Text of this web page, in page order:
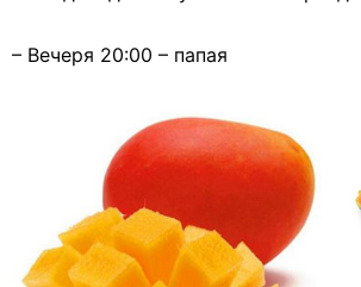
– Вечеря 20:00 – папая